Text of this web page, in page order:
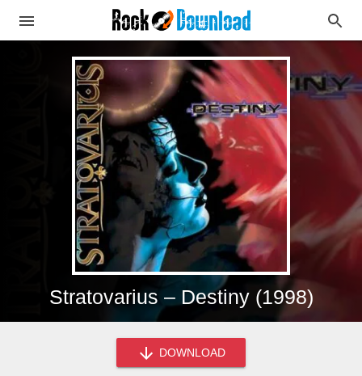
Stratovarius – Destiny (1998)
DOWNLOAD